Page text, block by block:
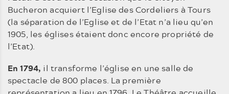
Bucheron acquiert l’Eglise des Cordeliers à Tours
(la séparation de l’Eglise et de l’Etat n’a lieu qu’en
1905, les églises étaient donc encore propriété de
l’Etat).
En 1794, il transforme l’église en une salle de
spectacle de 800 places. La première